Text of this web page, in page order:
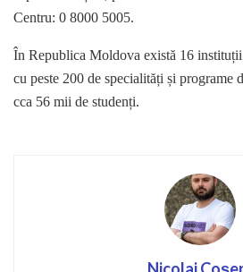
Centru: 0 8000 5005.
În Republica Moldova există 16
cu peste 200 de specialități și programe
cca 56 mii de studenți.